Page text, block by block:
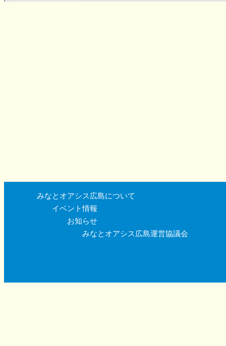
みなとオアシス広島について
イベント情報
お知らせ
みなとオアシス広島運営協議会